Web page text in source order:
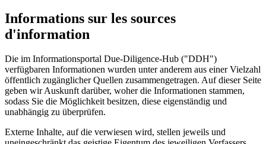
Informations sur les sources
d'information
Die im Informationsportal Due-Diligence-Hub ("DDH")
verfügbaren Informationen wurden unter anderem aus einer Vielzahl
öffentlich zugänglicher Quellen zusammengetragen. Auf dieser Seite
geben wir Auskunft darüber, woher die Informationen stammen,
sodass Sie die Möglichkeit besitzen, diese eigenständig und
unabhängig zu überprüfen.
Externe Inhalte, auf die verwiesen wird, stellen jeweils und